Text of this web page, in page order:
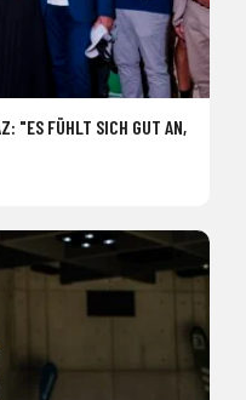
"ES FÜHLT SICH GUT AN,